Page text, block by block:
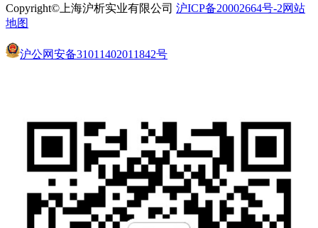
Copyright©上海沪析实业有限公司 沪ICP备20002664号-2网站
地图
沪公网安备31011402011842号